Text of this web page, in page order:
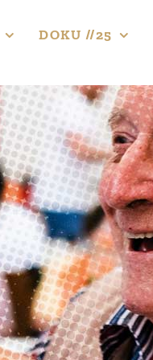
DOKU //25